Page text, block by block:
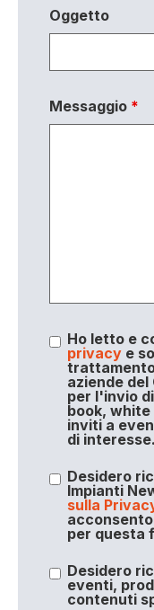
Oggetto
Messaggio *
Ho letto e
privacye
aziende del
per l'invio
book, white
inviti a
di interesse.
Desidero
Impianti
sulla
per questa
Desidero
eventi,
contenuti